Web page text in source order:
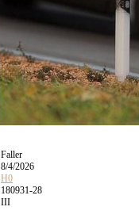
Faller
8/4/2026
H0
180931-28
III